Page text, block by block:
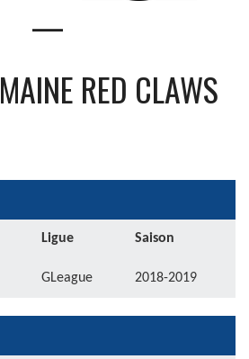
—
MAINE RED CLAWS
Ligue Saison
GLeague 2018-2019